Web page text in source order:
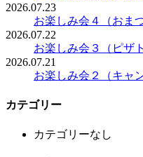
2026.07.23
お楽しみ会４（おま
2026.07.22
お楽しみ会３（ピザ
2026.07.21
お楽しみ会２（キャ
カテゴリー
カテゴリーなし